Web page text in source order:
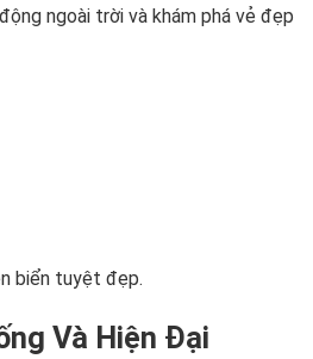
ngoài trời và khám phá vẻ đẹp
biển tuyệt đẹp.
Và Hiện Đại